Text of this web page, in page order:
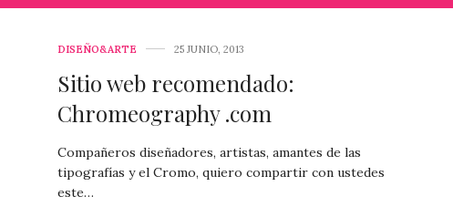
DISEÑO&ARTE 25 JUNIO, 2013
Sitio web recomendado:
Chromeography .com
Compañeros diseñadores, artistas, amantes de las
tipografías y el Cromo, quiero compartir con ustedes
este…